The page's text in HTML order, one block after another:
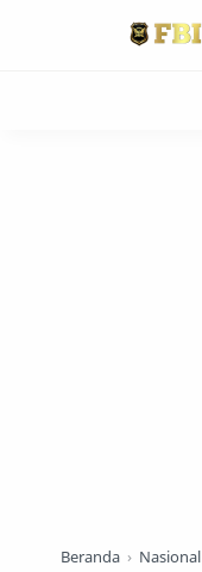
Beranda Nasional